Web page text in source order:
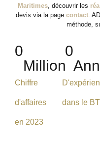
Maritimes, découvrir les
devis via la page contact.
méthode,
Chiffre
d'affaires
en 2023
0
Million
dans le
0